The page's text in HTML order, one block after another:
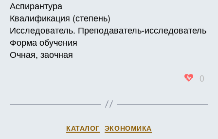
Аспирантура
Квалификация (степень)
Исследователь. Преподаватель-исследователь
Форма обучения
Очная, заочная
0
Рубрики
КАТАЛОГ ЭКОНОМИКА